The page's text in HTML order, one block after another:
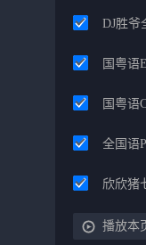
DJ胜爷
国粤语
国粤语
全国语
欣欣猪
播放本